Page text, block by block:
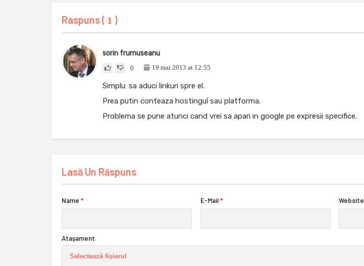
Raspuns ( 1 )
sorin frumuseanu
0 19 mai 2013 at 12:55
Simplu: sa aduci linkuri spre el.
Prea putin conteaza hostingul sau platforma.
Problema se pune atunci cand vrei sa apari in google pe expresii specifice.
Lasă Un Răspuns
Name * E-Mail * Website
Ataşament
Selectează fișierul